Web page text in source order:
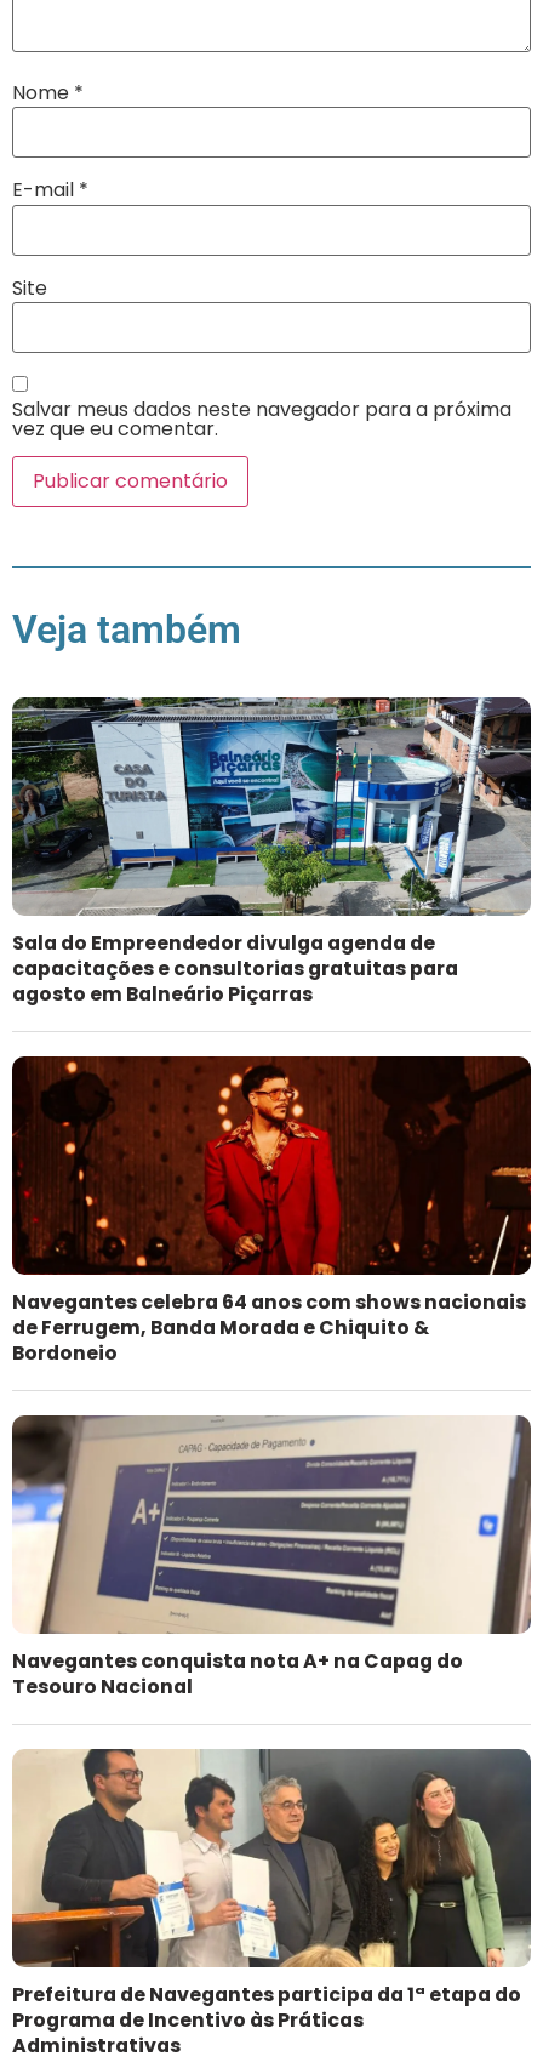
Nome *
E-mail *
Site
Salvar meus dados neste navegador para a próxima
vez que eu comentar.
Veja também
Sala do Empreendedor divulga agenda de
capacitações e consultorias gratuitas para
agosto em Balneário Piçarras
Navegantes celebra 64 anos com shows nacionais
de Ferrugem, Banda Morada e Chiquito &
Bordoneio
Navegantes conquista nota A+ na Capag do
Tesouro Nacional
Prefeitura de Navegantes participa da 1ª etapa do
Programa de Incentivo às Práticas
Administrativas